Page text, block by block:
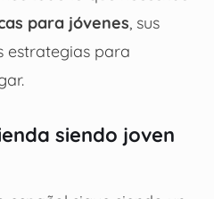
para jóvenes , sus
estrategias para
siendo joven